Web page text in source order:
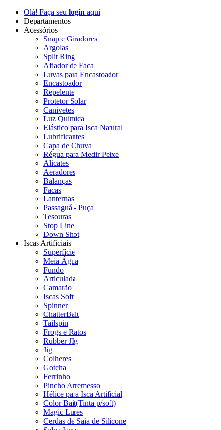
Olá! Faça seu login aqui
Departamentos
Acessórios
Snap e Giradores
Argolas
Split Ring
Afiador de Faca
Luvas para Encastoador
Encastoador
Repelente
Protetor Solar
Canivetes
Luz Química
Elástico para Isca Natural
Lubrificantes
Capa de Chuva
Régua para Medir Peixe
Alicates
Aeradores
Balanças
Facas
Lanternas
Passaguá - Puça
Tesouras
Stop Line
Down Shot
Iscas Artificiais
Superfície
Meia Água
Fundo
Articulada
Camarão
Iscas Soft
Spinner
ChatterBait
Tailspin
Frogs e Ratos
Rubber JIg
Jig
Colheres
Gotcha
Ferrinho
Pincho Arremesso
Hélice para Isca Artificial
Color Bait(Tinta p/soft)
Magic Lures
Cerdas de Saia de Silicone